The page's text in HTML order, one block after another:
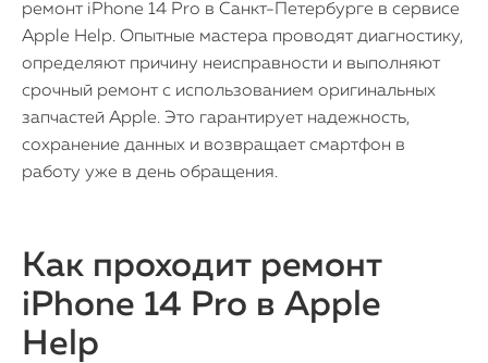
ремонт iPhone 14 Pro в Санкт-Петербурге в сервисе
Apple Help. Опытные мастера проводят диагностику,
определяют причину неисправности и выполняют
срочный ремонт с использованием оригинальных
запчастей Apple. Это гарантирует надежность,
сохранение данных и возвращает смартфон в
работу уже в день обращения.
Как проходит ремонт
iPhone 14 Pro в Apple
Help